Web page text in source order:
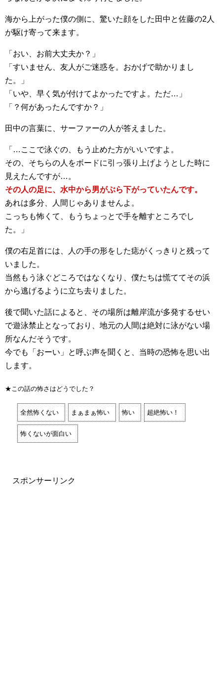
海から上がった僕の側に、驚いた顔をした田中と佐藤の2人
が駆け寄って来ます。
「おい、お前大丈夫か？」
「すいません、友人がご迷惑を。おかげで助かりまし
た。」
「いや、早く気が付けてよかったですよ。ただ…」
「？何があったんですか？」
田中の言葉に、サーファーの人が答えました。
「…ここで泳ぐの、もう止めた方がいいですよ。
その、そちらの人をボードに引っ張り上げようとした時に
見えたんですが…。
その人の足に、水中から男がぶら下がっていたんです。
あれは多分、人間じゃありませんよ。
こっちも怖くて、もうちょっとで手を離すところでし
た。」
僕の右足首には、人の手の形をした痣がくっきりと残って
いました。
当然もう泳ぐどころではなくなり、僕たちは慌ててその浜
から逃げるように立ち去りました。
後で聞いた話によると、その場所は離岸流が多発するせい
で遊泳禁止となっており、地元の人間は絶対に泳がない場
所なんだそうです。
今でも「おーい」と呼ぶ声を聞くと、当時の恐怖を思い出
します。
★この話の怖さはどうでした？
全然怖くない まぁまぁ怖い 怖い 超絶怖い！
怖くないが面白い
スポンサーリンク